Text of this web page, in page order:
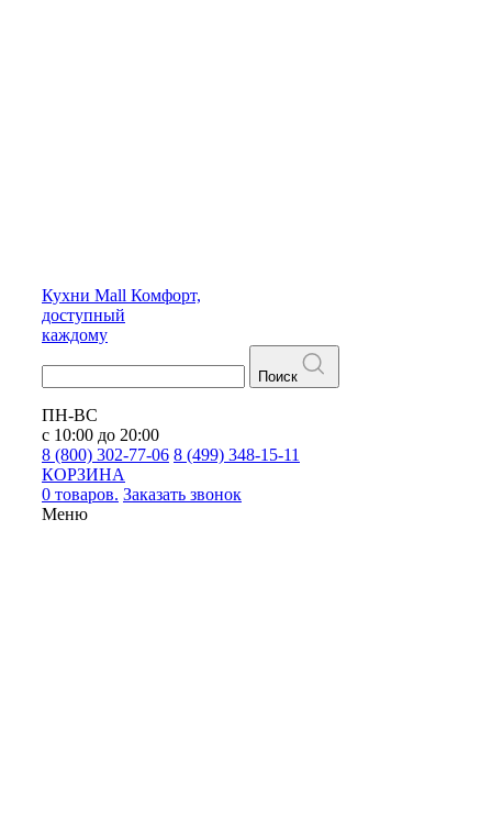
Кухни Mall Комфорт,
доступный
каждому
Поиск
ПН-ВС
с 10:00 до 20:00
8 (800) 302-77-06 8 (499) 348-15-11
КОРЗИНА
0 товаров. Заказать звонок
Меню